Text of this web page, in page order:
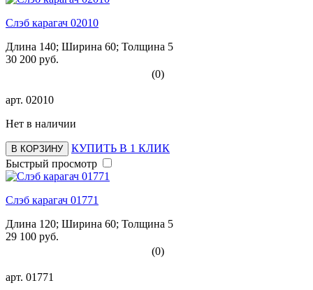
Слэб карагач 02010
Длина 140; Ширина 60; Толщина 5
30 200 руб.
(0)
арт. 02010
Нет в наличии
В КОРЗИНУ
КУПИТЬ В 1 КЛИК
Быстрый просмотр
Слэб карагач 01771
Длина 120; Ширина 60; Толщина 5
29 100 руб.
(0)
арт. 01771